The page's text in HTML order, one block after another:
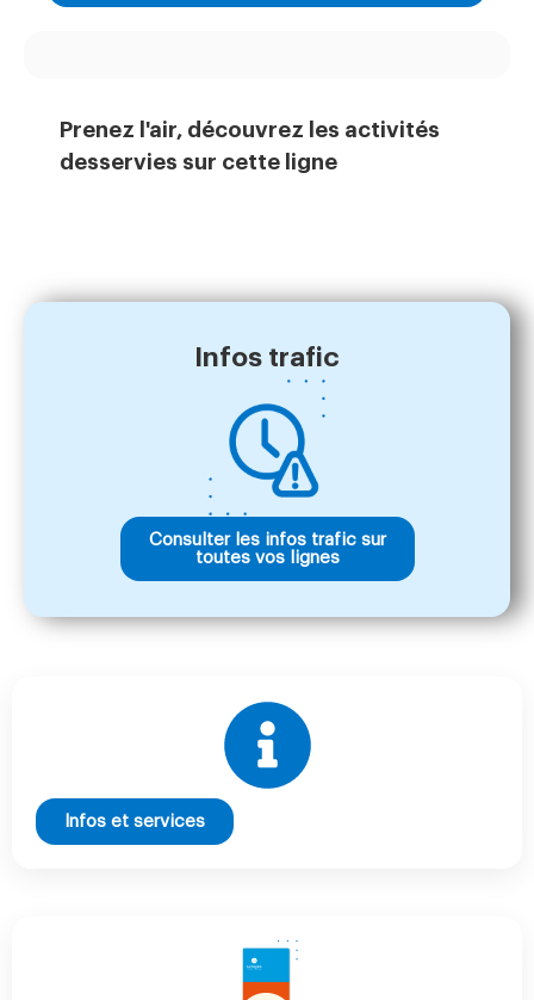
Prenez l'air, découvrez les activités
desservies sur cette ligne
Infos trafic
Consulter les infos trafic sur
toutes vos lignes
Infos et services